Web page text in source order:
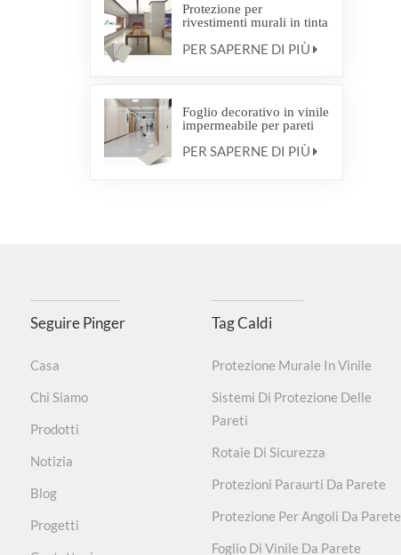
Protezione per
rivestimenti murali in tinta
legno
PER SAPERNE DI PIÙ
Foglio decorativo in vinile
impermeabile per pareti
PER SAPERNE DI PIÙ
Seguire Pinger
Casa
Chi Siamo
Prodotti
Notizia
Blog
Progetti
Tag Caldi
Protezione Murale In Vinile
Sistemi Di Protezione Delle
Pareti
Rotaie Di Sicurezza
Protezioni Paraurti Da Parete
Protezione Per Angoli Da Parete
Foglio Di Vinile Da Parete